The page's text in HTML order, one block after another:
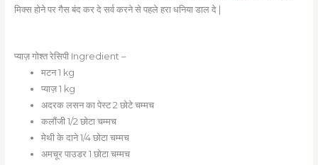
मिक्स होने पर गैस बंद कर दे सर्व करने से पहले हरा धनिया डाल दे |
प्याज़ गोश्त रेसिपी Ingredient –
मटन 1 kg
प्याज़ 1 kg
अदरक लसन का पेस्ट 2 छोटे चम्मच
कलौंजी 1/2 छोटा चम्मच
मेथी के दाने 1/4 छोटा चम्मच
अमचूर पाउडर 1 छोटा चम्मच